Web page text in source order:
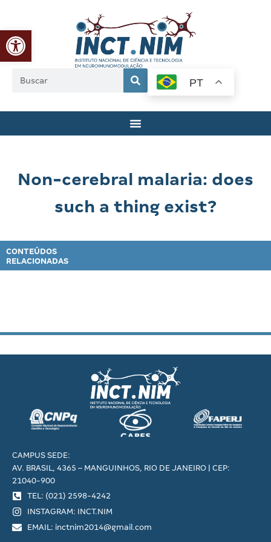
Abrir a barra de ferramentas
PT
Non-cerebral malaria: does
such a thing exist?
CONTEÚDOS
RELACIONADAS
CAMPUS SEDE:
AV. BRASIL, 4365 – MANGUINHOS, RIO DE JANEIRO | CEP:
21040-900
TEL: (021) 2598-4242
INSTAGRAM: INCT.NIM
EMAIL: inctnim2014@gmail.com